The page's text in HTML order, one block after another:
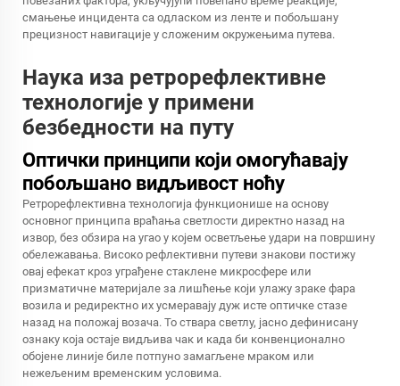
смањење инцидента са одласком из ленте и побољшану
прецизност навигације у сложеним окружењима путева.
Наука иза ретрорефлективне
технологије у примени
безбедности на путу
Оптички принципи који омогућавају
побољшано видљивост ноћу
Ретрорефлективна технологија функционише на основу
основног принципа враћања светлости директно назад на
извор, без обзира на угао у којем осветљење удари на површину
обележавања. Високо рефлективни путеви знакови постижу
овај ефекат кроз уграђене стаклене микросфере или
призматичне материјале за лишћење који улажу зраке фара
возила и редиректно их усмеравају дуж исте оптичке стазе
назад на положај возача. То ствара светлу, јасно дефинисану
ознаку која остаје видљива чак и када би конвенционално
обојене линије биле потпуно замагљене мраком или
нежељеним временским условима.